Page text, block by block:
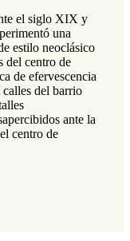
el siglo XIX y
una
estilo neoclásico
del centro de
de efervescencia
del barrio
ante la
centro de